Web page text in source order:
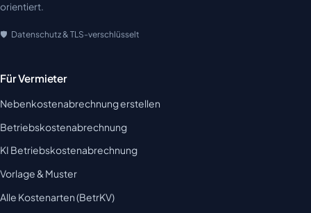
orientiert.
Datenschutz & TLS-verschlüsselt
Für Vermieter
Nebenkostenabrechnung erstellen
Betriebskostenabrechnung
KI Betriebskostenabrechnung
Vorlage & Muster
Alle Kostenarten (BetrKV)